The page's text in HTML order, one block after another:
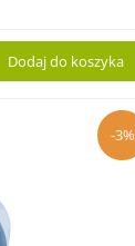
Dodaj do koszyka
-3%